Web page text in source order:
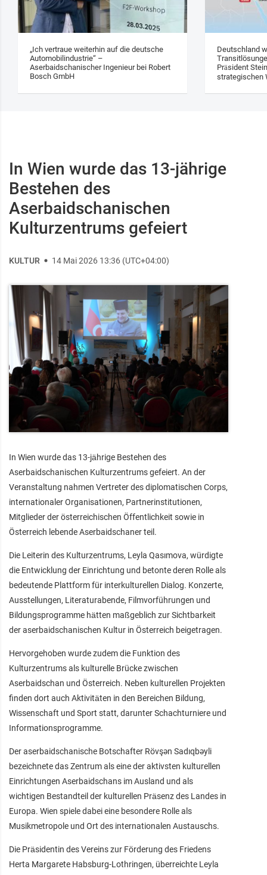
„Ich vertraue weiterhin auf die deutsche
Automobilindustrie“ –
Aserbaidschanischer Ingenieur bei Robert
Bosch GmbH
Deutschland
Präsident
strategischen
In Wien wurde das 13‑jährige
Bestehen des
Aserbaidschanischen
Kulturzentrums gefeiert
KULTUR 14 Mai 2026 13:36 (UTC+04:00)
In Wien wurde das 13‑jährige Bestehen des
Aserbaidschanischen Kulturzentrums gefeiert. An der
Veranstaltung nahmen Vertreter des diplomatischen Corps,
internationaler Organisationen, Partnerinstitutionen,
Mitglieder der österreichischen Öffentlichkeit sowie in
Österreich lebende Aserbaidschaner teil.
Die Leiterin des Kulturzentrums, Leyla Qasımova, würdigte
die Entwicklung der Einrichtung und betonte deren Rolle als
bedeutende Plattform für interkulturellen Dialog. Konzerte,
Ausstellungen, Literaturabende, Filmvorführungen und
Bildungsprogramme hätten maßgeblich zur Sichtbarkeit
der aserbaidschanischen Kultur in Österreich beigetragen.
Hervorgehoben wurde zudem die Funktion des
Kulturzentrums als kulturelle Brücke zwischen
Aserbaidschan und Österreich. Neben kulturellen Projekten
finden dort auch Aktivitäten in den Bereichen Bildung,
Wissenschaft und Sport statt, darunter Schachturniere und
Informationsprogramme.
Der aserbaidschanische Botschafter Rövşən Sadıqbəyli
bezeichnete das Zentrum als eine der aktivsten kulturellen
Einrichtungen Aserbaidschans im Ausland und als
wichtigen Bestandteil der kulturellen Präsenz des Landes in
Europa. Wien spiele dabei eine besondere Rolle als
Musikmetropole und Ort des internationalen Austauschs.
Die Präsidentin des Vereins zur Förderung des Friedens
Herta Margarete Habsburg‑Lothringen, überreichte Leyla